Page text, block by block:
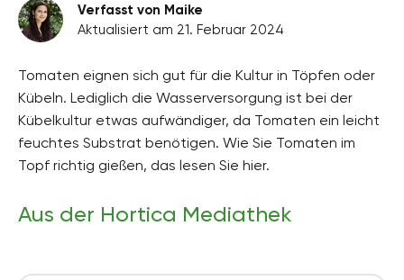
Verfasst von Maike
Aktualisiert am 21. Februar 2024
Tomaten eignen sich gut für die Kultur in Töpfen oder
Kübeln. Lediglich die Wasserversorgung ist bei der
Kübelkultur etwas aufwändiger, da Tomaten ein leicht
feuchtes Substrat benötigen. Wie Sie Tomaten im
Topf richtig gießen, das lesen Sie hier.
Aus der Hortica Mediathek